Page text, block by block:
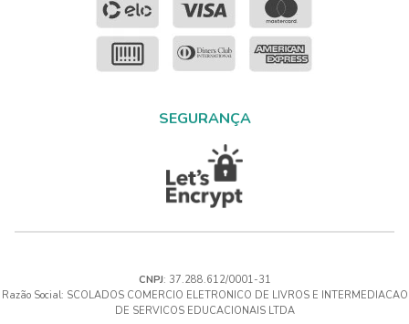
SEGURANÇA
CNPJ: 37.288.612/0001-31
Razão Social: SCOLADOS COMERCIO ELETRONICO DE LIVROS E INTERMEDIACAO
DE SERVICOS EDUCACIONAIS LTDA